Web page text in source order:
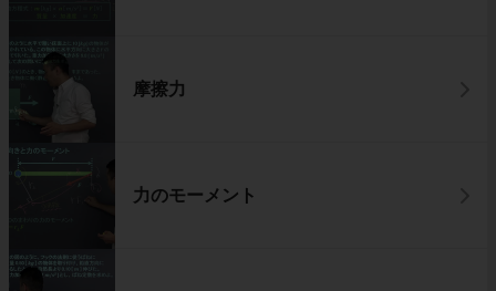
摩擦力
力のモーメント